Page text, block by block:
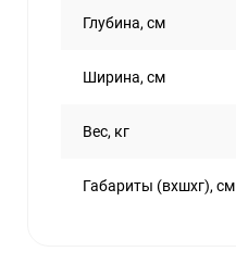
Глубина, см
Ширина, см
Вес, кг
Габариты (вхшхг), см